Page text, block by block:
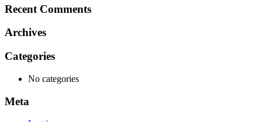
Recent Comments
Archives
Categories
No categories
Meta